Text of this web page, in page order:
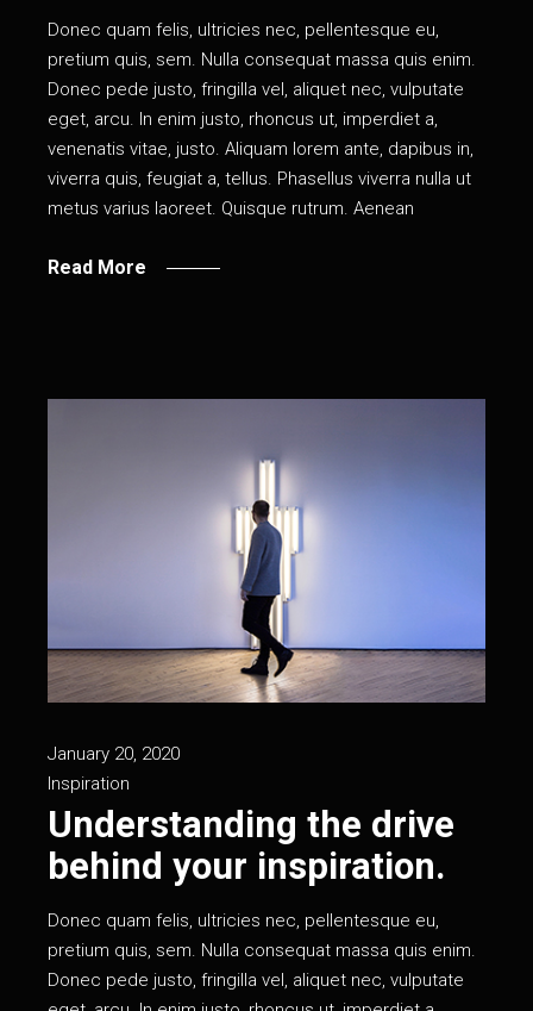
Donec quam felis, ultricies nec, pellentesque eu,
pretium quis, sem. Nulla consequat massa quis enim.
Donec pede justo, fringilla vel, aliquet nec, vulputate
eget, arcu. In enim justo, rhoncus ut, imperdiet a,
venenatis vitae, justo. Aliquam lorem ante, dapibus in,
viverra quis, feugiat a, tellus. Phasellus viverra nulla ut
metus varius laoreet. Quisque rutrum. Aenean
Read More
January 20, 2020
Inspiration
Understanding the drive
behind your inspiration.
Donec quam felis, ultricies nec, pellentesque eu,
pretium quis, sem. Nulla consequat massa quis enim.
Donec pede justo, fringilla vel, aliquet nec, vulputate